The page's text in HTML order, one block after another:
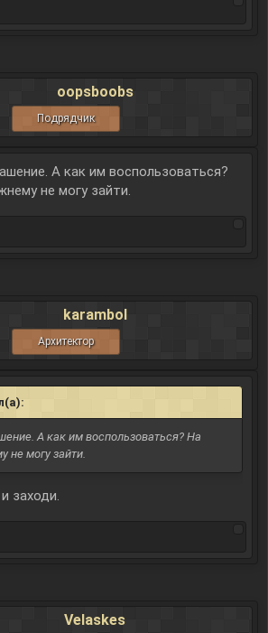
oopsboobs
Подрядчик
А как им воспользоваться?
не могу зайти.
karambol
Архитектор
А как им воспользоваться? На
не могу зайти.
заходи.
Velaskes